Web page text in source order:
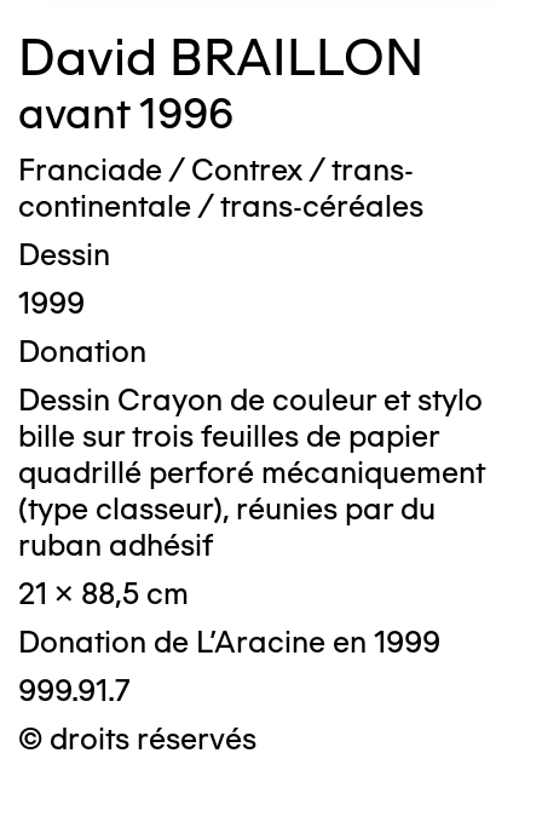
David BRAILLON
avant 1996
Franciade / Contrex / trans-
continentale / trans-céréales
Dessin
1999
Donation
Dessin Crayon de couleur et stylo
bille sur trois feuilles de papier
quadrillé perforé mécaniquement
(type classeur), réunies par du
ruban adhésif
21 x 88,5 cm
Donation de L'Aracine en 1999
999.91.7
© droits réservés